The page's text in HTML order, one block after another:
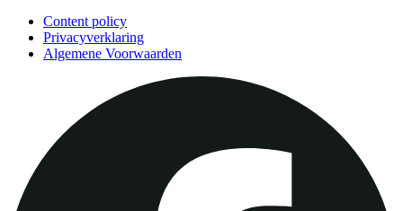
Content policy
Privacyverklaring
Algemene Voorwaarden